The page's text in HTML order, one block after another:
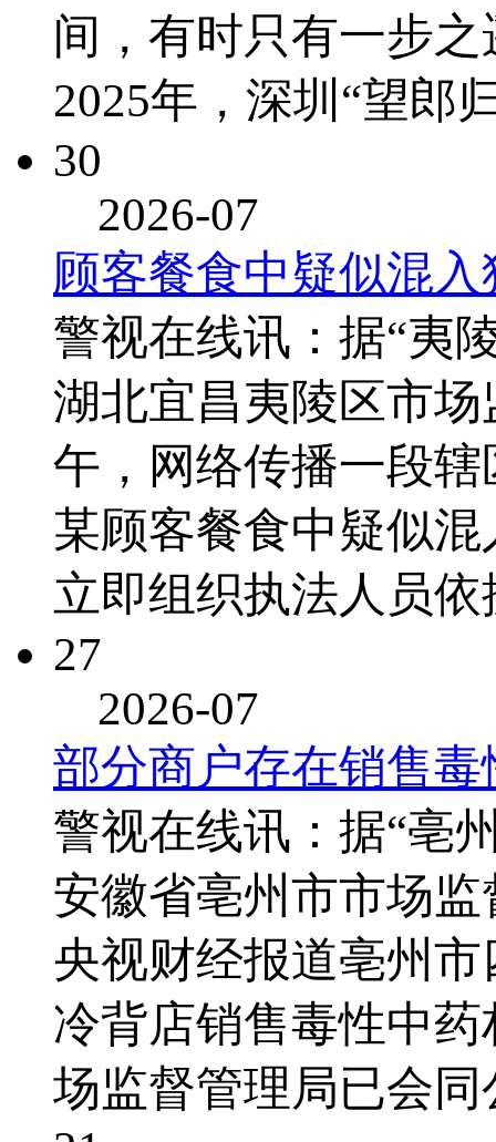
间，有时只有一步
2025年，深圳“望郎
30
2026-07
顾客餐食中疑似混
警视在线讯：据“夷
湖北宜昌夷陵区市
午，网络传播一段
某顾客餐食中疑似
立即组织执法人员
27
2026-07
部分商户存在销售
警视在线讯：据“亳
安徽省亳州市市场
央视财经报道亳州
冷背店销售毒性中
场监督管理局已会